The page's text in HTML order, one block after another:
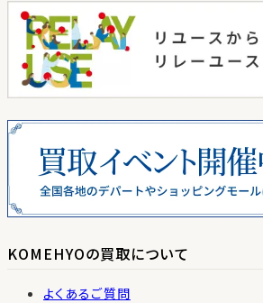
KOMEHYOの買取について
よくあるご質問